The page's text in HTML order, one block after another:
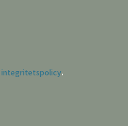
integritetspolicy.